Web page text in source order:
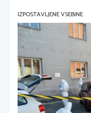
IZPOSTAVLJENE VSEBINE